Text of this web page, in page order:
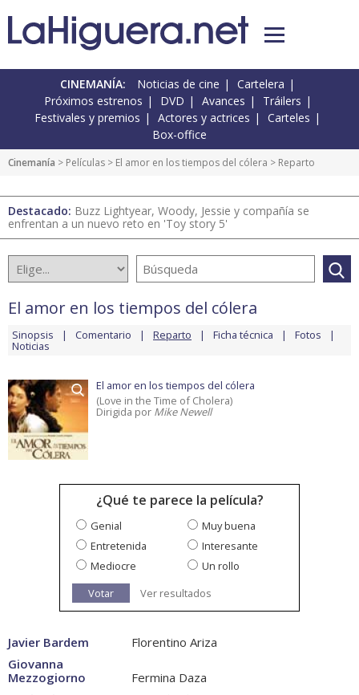
CINEMANÍA: Noticias de cine
Cartelera
Próximos estrenos
DVD Avances
Tráilers
Festivales y premios
Actores y actrices
Carteles
Box-office
Cinemanía > Películas > El amor en los tiempos del cólera > Reparto
Destacado: Buzz Lightyear, Woody, Jessie y compañía se
enfrentan a un nuevo reto en 'Toy story 5'
El amor en los tiempos del cólera
Sinopsis Comentario Reparto Ficha técnica Fotos
Noticias
El amor en los tiempos del cólera
(Love in the Time of Cholera)
Dirigida por Mike Newell
¿Qué te parece la película?
Genial
Muy buena
Entretenida
Interesante
Mediocre
Un rollo
Votar
Ver resultados
Javier Bardem
Florentino Ariza
Giovanna
Mezzogiorno
Fermina Daza